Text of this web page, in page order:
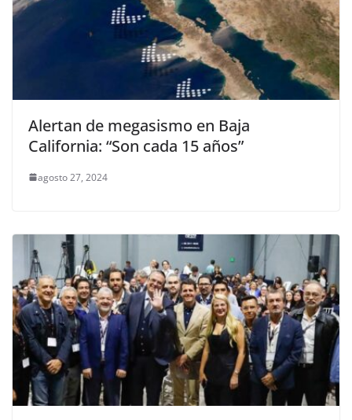
Alertan de megasismo en Baja
California: “Son cada 15 años”
agosto 27, 2024